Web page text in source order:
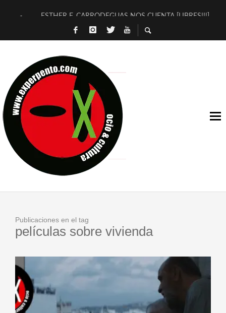
ESTHER F. CARRODEGUAS NOS CUENTA [LIBRES!!!]
[TERRA DE GUAPES] DE SANDRA MONFORT
TIMBRE 4, LA ESCUELA DEL DIRECTOR TEATRAL CLAUDIO
30 AÑOS (NO ES NADA) DE LA KATARSIS DEL TOMATAZO
MILITARES JUDÍAS EN #EXVITA
D’BALDOMEROS REINVENTAN [BITÁCORA 3.0] EN EXVITA
MARSHALL FLASH PRESENTA EN EXVITA [RELATIVA
JOFRE BARDAGÍ EN EXVITA INTERPRETANDO A SERRAT
Publicaciones en el tag
películas sobre vivienda